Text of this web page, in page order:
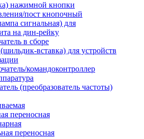
нажимной кнопки
пост кнопочный
сигнальная) для
на дин-рейку
в сборе
вставка) для устройств
командоконтроллер
(преобразователь частоты)
переносная
переносная